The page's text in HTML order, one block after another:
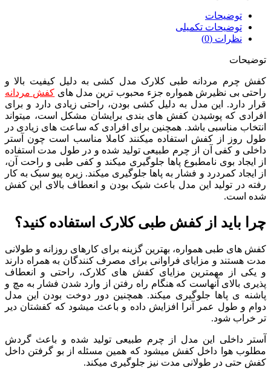
توضیحات
توضیحات تکمیلی
نظرات (0)
توضیحات
کفش چرم مردانه طبی کلارک مدل کشی به دلیل کیفیت بالا و
راحتی بی نظیرش همواره جزء محبوب ترین مدل های کفش مردانه
قرار دارد. این مدل به دلیل کشی بودن، راحتی زیادی دارد و برای
افرادی که پوشیدن کفش های بندی برایشان مشکل است، میتواند
انتخاب مناسبی باشد. همچنین برای افرادی که ساعت های زیادی در
طول روز از کفش استفاده میکنند کاملا مناسب است چون آستر
داخلی و کفی آن از چرم طبیعی تولید شده و در طول مدت استفاده
از ایجاد بوی نامطبوع پاها جلوگیری میکند و کفی طبی و راحت آن،
از ایجاد کمردرد و فشار به پاها جلوگیری میکند. زیره پیو سبک به کار
رفته در تولید این مدل باعث شیک بودن و انعطاف بالای این کفش
شده است.
چرا باید از کفش طبی کلارک استفاده کنید؟
کفش های طبی همواره، بهترین گزینه برای کارهای روزانه و طولانی
مدت هستند و مزایای فراوانی برای مصرف کنندگان به همراه دارند
و یکی از مهمترین مزایای کفش های کلارک، راحتی و انعطاف
پذیری بالای آنهاست که هنگام راه رفتن از وارد شدن فشار به مچ و
پاشنه ی پاها جلوگیری میکند. همچنین دور دوخت بودن این مدل
دوام و طول عمر آنرا افزایش داده و باعث میشود که کفشتان دیر
تر خراب شود.
آستر داخلی این مدل از چرم طبیعی تولید شده و باعث گردش
مطلوب هوا داخل کفش میشود که همین مسئله از بو گرفتن داخل
کفش حتی در طولانی مدت نیز جلوگیری میکند.